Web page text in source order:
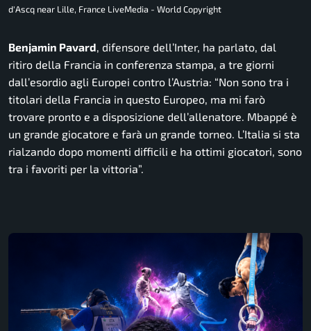
d'Ascq near Lille, France LiveMedia - World Copyright
Benjamin Pavard, difensore dell’Inter, ha parlato, dal
ritiro della Francia in conferenza stampa, a tre giorni
dall’esordio agli Europei contro l’Austria: “Non sono tra i
titolari della Francia in questo Europeo, ma mi farò
trovare pronto e a disposizione dell’allenatore. Mbappé è
un grande giocatore e farà un grande torneo. L’Italia si sta
rialzando dopo momenti difficili e ha ottimi giocatori, sono
tra i favoriti per la vittoria”.